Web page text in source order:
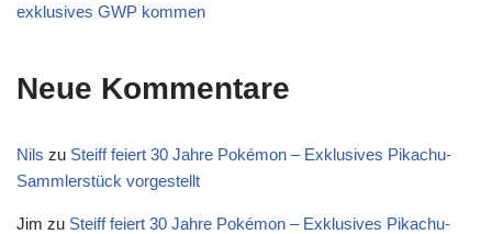
exklusives GWP kommen
Neue Kommentare
Nils zu Steiff feiert 30 Jahre Pokémon – Exklusives Pikachu-
Sammlerstück vorgestellt
Jim zu Steiff feiert 30 Jahre Pokémon – Exklusives Pikachu-